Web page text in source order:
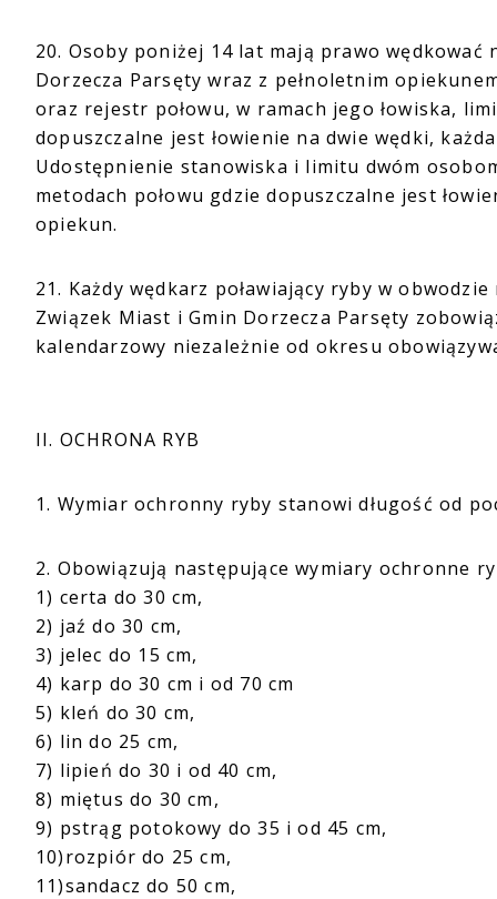
20. Osoby poniżej 14 lat mają prawo
Dorzecza Parsęty wraz z pełnoletnim
oraz rejestr połowu, w ramach jego łowiska,
dopuszczalne jest łowienie na dwie wędki,
Udostępnienie stanowiska i limitu dwóm
metodach połowu gdzie dopuszczalne jest
opiekun.
21. Każdy wędkarz poławiający ryby w
Związek Miast i Gmin Dorzecza Parsęty
kalendarzowy niezależnie od okresu
II. OCHRONA RYB
1. Wymiar ochronny ryby stanowi długość od
2. Obowiązują następujące wymiary ochronne
1) certa do 30 cm,
2) jaź do 30 cm,
3) jelec do 15 cm,
4) karp do 30 cm i od 70 cm
5) kleń do 30 cm,
6) lin do 25 cm,
7) lipień do 30 i od 40 cm,
8) miętus do 30 cm,
9) pstrąg potokowy do 35 i od 45 cm,
10)rozpiór do 25 cm,
11)sandacz do 50 cm,